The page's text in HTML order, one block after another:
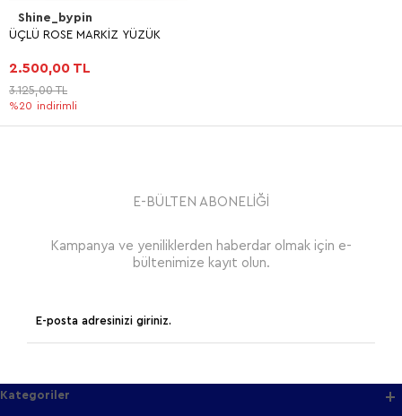
Shine_bypin
ÜÇLÜ ROSE MARKİZ YÜZÜK
2.500,00 TL
3.125,00 TL
%20 indirimli
E-BÜLTEN ABONELİĞİ
Kampanya ve yeniliklerden haberdar olmak için e-
bültenimize kayıt olun.
Kategoriler